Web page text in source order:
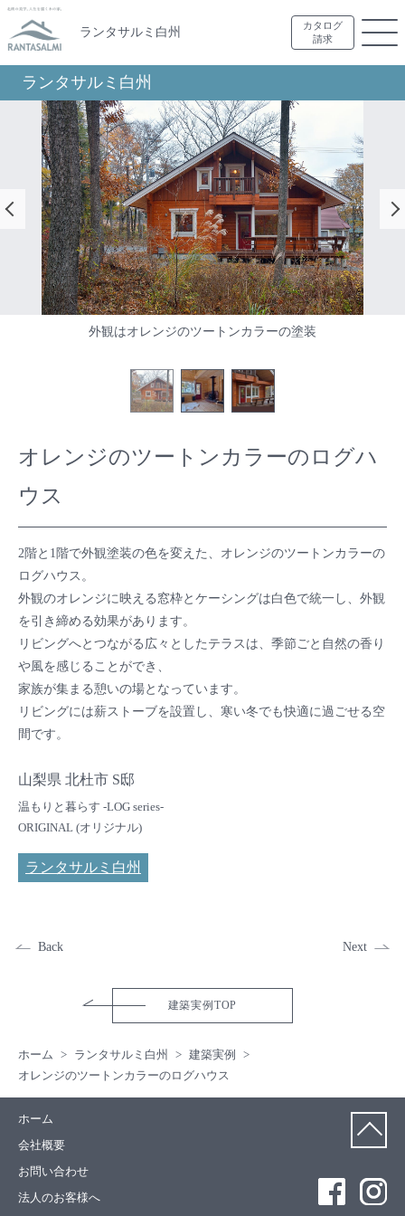
ランタサルミ白州
カタログ
請求
ランタサルミ白州
外観はオレンジのツートンカラーの塗装
テラスへと行き来できる動線を確保したリビング
オレンジのツートンカラーのログハ
ウス
山梨県 北杜市 S邸
温もりと暮らす -LOG series-
ORIGINAL (オリジナル)
ランタサルミ白州
2階と1階で外観塗装の色を変えた、オレンジのツートンカラーの
ログハウス。
外観のオレンジに映える窓枠とケーシングは白色で統一し、外観
を引き締める効果があります。
リビングへとつながる広々としたテラスは、季節ごと自然の香り
や風を感じることができ、
家族が集まる憩いの場となっています。
リビングには薪ストーブを設置し、寒い冬でも快適に過ごせる空
間です。
Back Next
建築実例TOP
ホーム ランタサルミ白州
建築実例
オレンジのツートンカラーのログハウス
ホーム
会社概要
お問い合わせ
法人のお客様へ